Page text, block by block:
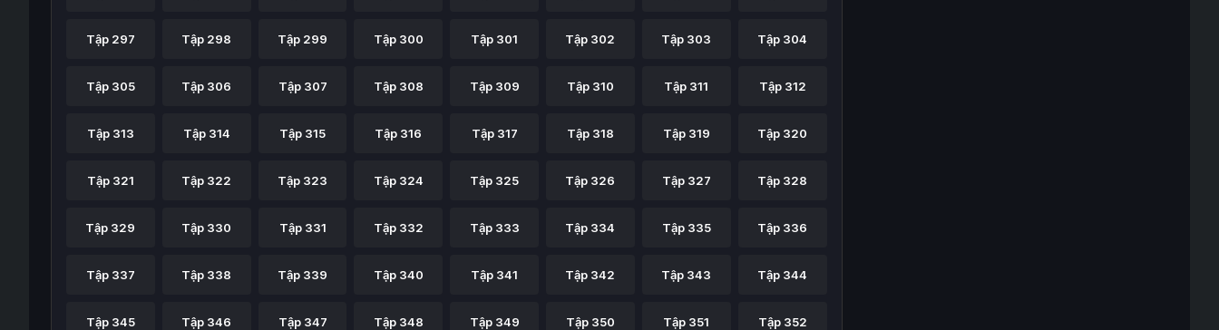
Tập 297 Tập 298 Tập 299 Tập 300 Tập 301 Tập 302 Tập 303 Tập 304
Tập 305 Tập 306 Tập 307 Tập 308 Tập 309 Tập 310 Tập 311 Tập 312
Tập 313 Tập 314 Tập 315 Tập 316 Tập 317 Tập 318 Tập 319 Tập 320
Tập 321 Tập 322 Tập 323 Tập 324 Tập 325 Tập 326 Tập 327 Tập 328
Tập 329 Tập 330 Tập 331 Tập 332 Tập 333 Tập 334 Tập 335 Tập 336
Tập 337 Tập 338 Tập 339 Tập 340 Tập 341 Tập 342 Tập 343 Tập 344
Tập 345 Tập 346 Tập 347 Tập 348 Tập 349 Tập 350 Tập 351 Tập 352